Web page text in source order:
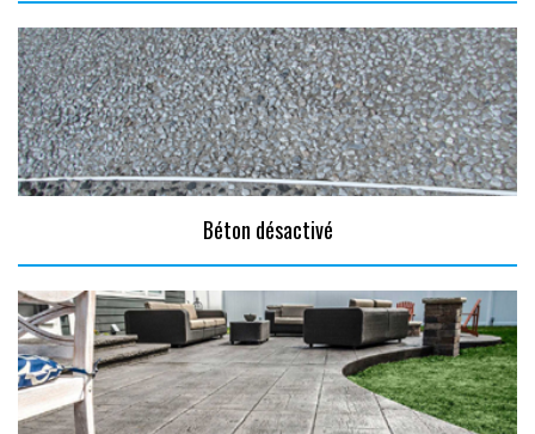
Béton désactivé